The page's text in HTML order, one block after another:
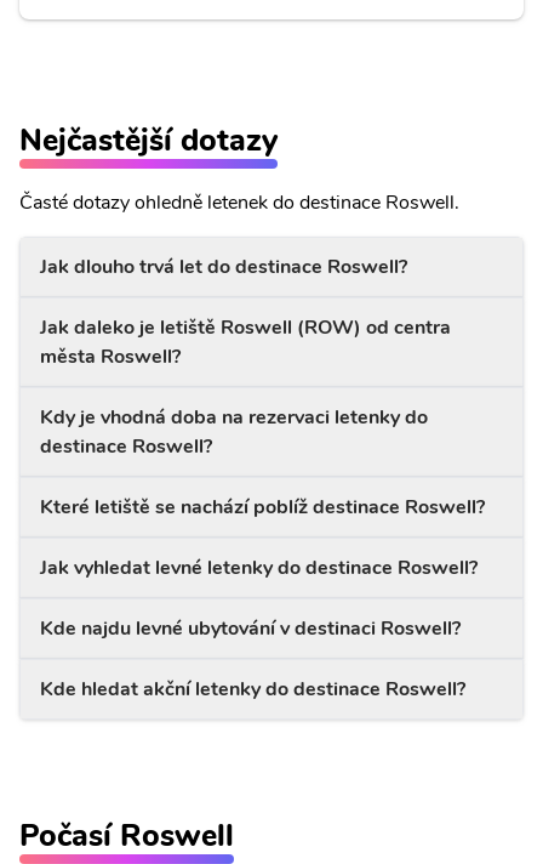
Nejčastější dotazy
Časté dotazy ohledně letenek do destinace Roswell.
Jak dlouho trvá let do destinace Roswell?
Jak daleko je letiště Roswell (ROW) od centra
města Roswell?
Kdy je vhodná doba na rezervaci letenky do
destinace Roswell?
Které letiště se nachází poblíž destinace Roswell?
Jak vyhledat levné letenky do destinace Roswell?
Kde najdu levné ubytování v destinaci Roswell?
Kde hledat akční letenky do destinace Roswell?
Počasí Roswell